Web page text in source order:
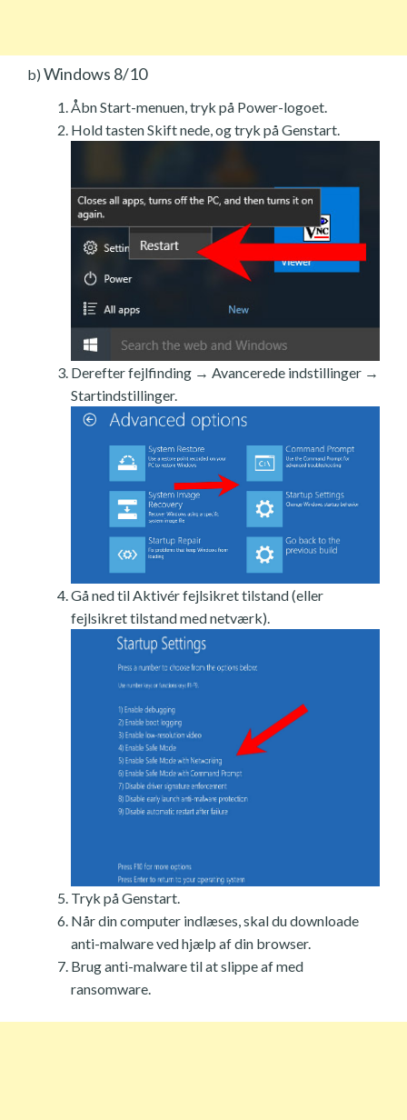
b) Windows 8/10
Åbn Start-menuen, tryk på Power-logoet.
Hold tasten Skift nede, og tryk på Genstart.
Derefter fejlfinding → Avancerede indstillinger →
Startindstillinger.
Gå ned til Aktivér fejlsikret tilstand (eller
fejlsikret tilstand med netværk).
Tryk på Genstart.
Når din computer indlæses, skal du downloade
anti-malware ved hjælp af din browser.
Brug anti-malware til at slippe af med
ransomware.